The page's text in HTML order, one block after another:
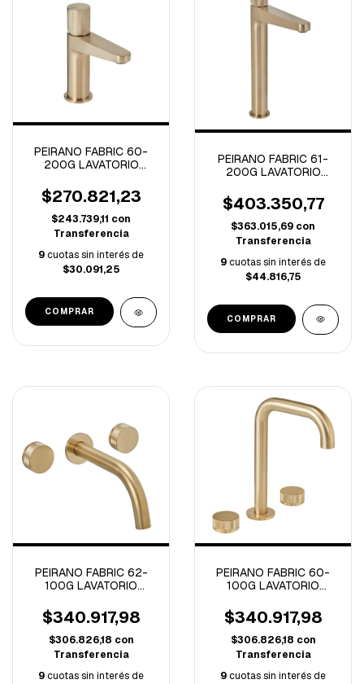
PEIRANO FABRIC 60-
200G LAVATORIO
FABRIC GOLD (B)
$270.821,23
$243.739,11 con
Transferencia
9cuotas sin interés de
$30.091,25
PEIRANO FABRIC 61-
200G LAVATORIO
FABRIC GOLD (B)
$403.350,77
$363.015,69 con
Transferencia
9cuotas sin interés de
$44.816,75
PEIRANO FABRIC 62-
100G LAVATORIO
GOLD (A)
$340.917,98
$306.826,18 con
Transferencia
9cuotas sin interés de
PEIRANO FABRIC 60-
100G LAVATORIO
$340.917,98
$306.826,18 con
Transferencia
9cuotas sin interés de